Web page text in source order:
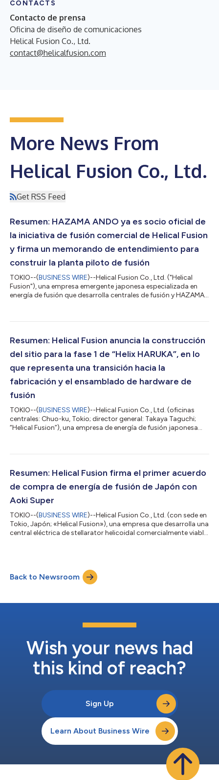
CONTACTS
Contacto de prensa
Oficina de diseño de comunicaciones
Helical Fusion Co., Ltd.
contact@helicalfusion.com
More News From
Helical Fusion Co., Ltd.
Get RSS Feed
Resumen: HAZAMA ANDO ya es socio oficial de
la iniciativa de fusión comercial de Helical Fusion
y firma un memorando de entendimiento para
construir la planta piloto de fusión
TOKIO--(BUSINESS WIRE)--Helical Fusion Co., Ltd. ("Helical
Fusion"), una empresa emergente japonesa especializada en
energía de fusión que desarrolla centrales de fusión y HAZAMA
hoy que HAZAMA ANDO será el socio oficial del Programa Helix,
ambas empresas ha suscrito un memorando de entendimiento
Resumen: Helical Fusion anuncia la construcción
del sitio para la fase 1 de “Helix HARUKA”, en lo
que representa una transición hacia la
fabricación y el ensamblado de hardware de
fusión
TOKIO--(BUSINESS WIRE)--Helical Fusion Co., Ltd. (oficinas
centrales: Chuo-ku, Tokio; director general: Takaya Taguchi;
“Helical Fusion”), una empresa de energía de fusión japonesa
anunció el sitio de construcción para la fase 1 de Helix HARUKA,
consiste en la demostración magnética, se construirá en un
Resumen: Helical Fusion firma el primer acuerdo
de compra de energía de fusión de Japón con
Aoki Super
TOKIO--(BUSINESS WIRE)--Helical Fusion Co., Ltd. (con sede en
Tokio, Japón; «Helical Fusion»), una empresa que desarrolla una
central eléctrica de stellarator helicoidal comercialmente viable
supermercados del centro de Japón. Se trata del primer
acuerdo de compra de energía de fusión firmado en Japón, lo
Back to Newsroom
Wish your news had
this kind of reach?
Sign Up
Learn About Business Wire